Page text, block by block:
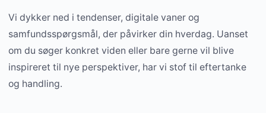
Vi dykker ned i tendenser, digitale vaner og
samfundsspørgsmål, der påvirker din hverdag. Uanset
om du søger konkret viden eller bare gerne vil blive
inspireret til nye perspektiver, har vi stof til eftertanke
og handling.